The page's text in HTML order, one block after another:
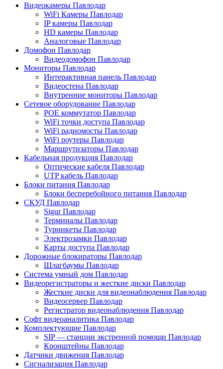
Видеокамеры Павлодар
WiFi Камеры Павлодар
IP камеры Павлодар
HD камеры Павлодар
Аналоговые Павлодар
Домофон Павлодар
Видеодомофон Павлодар
Мониторы Павлодар
Интерактивная панель Павлодар
Видеостена Павлодар
Внутренние мониторы Павлодар
Сетевое оборудование Павлодар
POE коммутатор Павлодар
WiFi точки доступа Павлодар
WiFi радиомосты Павлодар
WiFi роутеры Павлодар
Маршрутизаторы Павлодар
Кабельная продукция Павлодар
Оптические кабеля Павлодар
UTP кабель Павлодар
Блоки питания Павлодар
Блоки бесперебойного питания Павлодар
СКУД Павлодар
Sigur Павлодар
Терминалы Павлодар
Турникеты Павлодар
Электрозамки Павлодар
Карты доступа Павлодар
Дорожные блокираторы Павлодар
Шлагбаумы Павлодар
Система умный дом Павлодар
Видеорегистраторы и жесткие диски Павлодар
Жесткие диски для видеонаблюдения Павлодар
Видеосервер Павлодар
Регистратор видеонаблюдения Павлодар
Софт видеоаналитика Павлодар
Комплектующие Павлодар
SIP — станции экстренной помощи Павлодар
Кронштейны Павлодар
Датчики движения Павлодар
Сигнализация Павлодар